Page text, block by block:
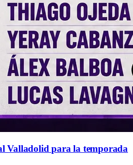
Valladolid para la temporada